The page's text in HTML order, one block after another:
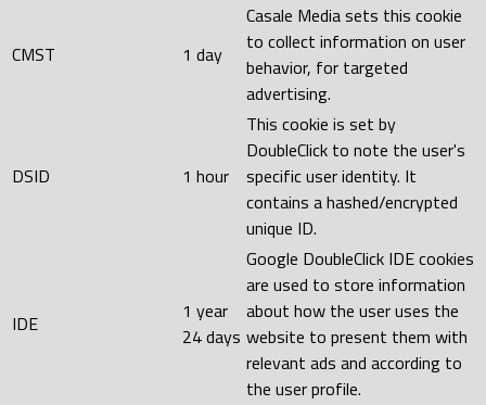
CMST 1 day
Casale Media sets this cookie
to collect information on user
behavior, for targeted
advertising.
DSID 1 hour
This cookie is set by
DoubleClick to note the user's
specific user identity. It
contains a hashed/encrypted
unique ID.
IDE
1 year
24 days
Google DoubleClick IDE cookies
are used to store information
about how the user uses the
website to present them with
relevant ads and according to
the user profile.